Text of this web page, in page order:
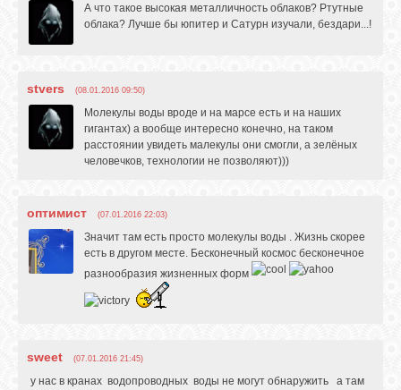
А что такое высокая металличность облаков? Ртутные
облака? Лучше бы юпитер и Сатурн изучали, бездари...!
stvers (08.01.2016 09:50)
Молекулы воды вроде и на марсе есть и на наших
гигантах) а вообще интересно конечно, на таком
расстоянии увидеть малекулы они смогли, а зелёных
человечков, технологии не позволяют)))
оптимист (07.01.2016 22:03)
Значит там есть просто молекулы воды . Жизнь скорее
есть в другом месте. Бесконечный космос бесконечное
разнообразия жизненных форм
sweet (07.01.2016 21:45)
у нас в кранах водопроводных воды не могут обнаружить а там